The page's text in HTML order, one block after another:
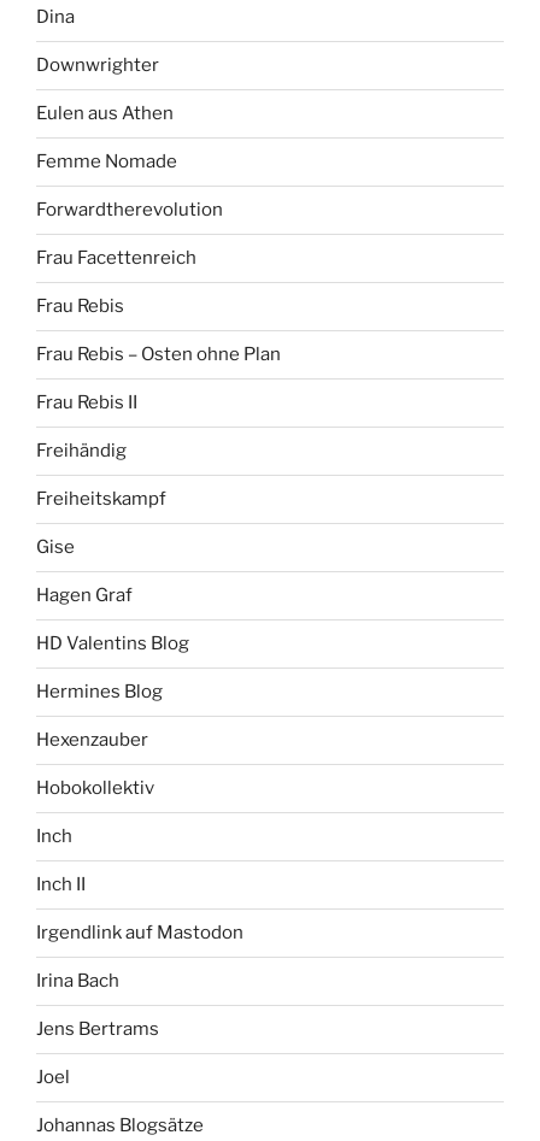
Dina
Downwrighter
Eulen aus Athen
Femme Nomade
Forwardtherevolution
Frau Facettenreich
Frau Rebis
Frau Rebis – Osten ohne Plan
Frau Rebis II
Freihändig
Freiheitskampf
Gise
Hagen Graf
HD Valentins Blog
Hermines Blog
Hexenzauber
Hobokollektiv
Inch
Inch II
Irgendlink auf Mastodon
Irina Bach
Jens Bertrams
Joel
Johannas Blogsätze